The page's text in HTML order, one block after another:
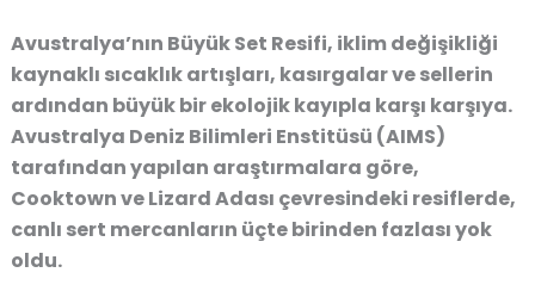
Avustralya’nın Büyük Set Resifi, iklim değişikliği
kaynaklı sıcaklık artışları, kasırgalar ve sellerin
ardından büyük bir ekolojik kayıpla karşı karşıya.
Avustralya Deniz Bilimleri Enstitüsü (AIMS)
tarafından yapılan araştırmalara göre,
Cooktown ve Lizard Adası çevresindeki resiflerde,
canlı sert mercanların üçte birinden fazlası yok
oldu.